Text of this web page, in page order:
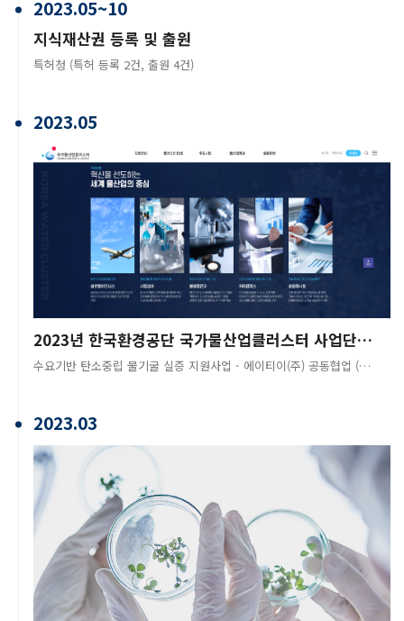
2023.05~10
지식재산권 등록 및 출원
특허청 (특허 등록 2건, 출원 4건)
2023.05
2023년 한국환경공단 국가물산업클러스터 사업단 협약 체결
수요기반 탄소중립 물기굴 실증 지원사업 - 에이티이(주) 공동협업 (2023.06~2025.12)
2023.03